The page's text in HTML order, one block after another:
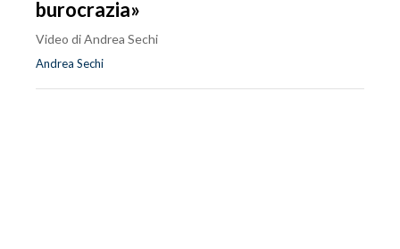
burocrazia»
Video di Andrea Sechi
Andrea Sechi